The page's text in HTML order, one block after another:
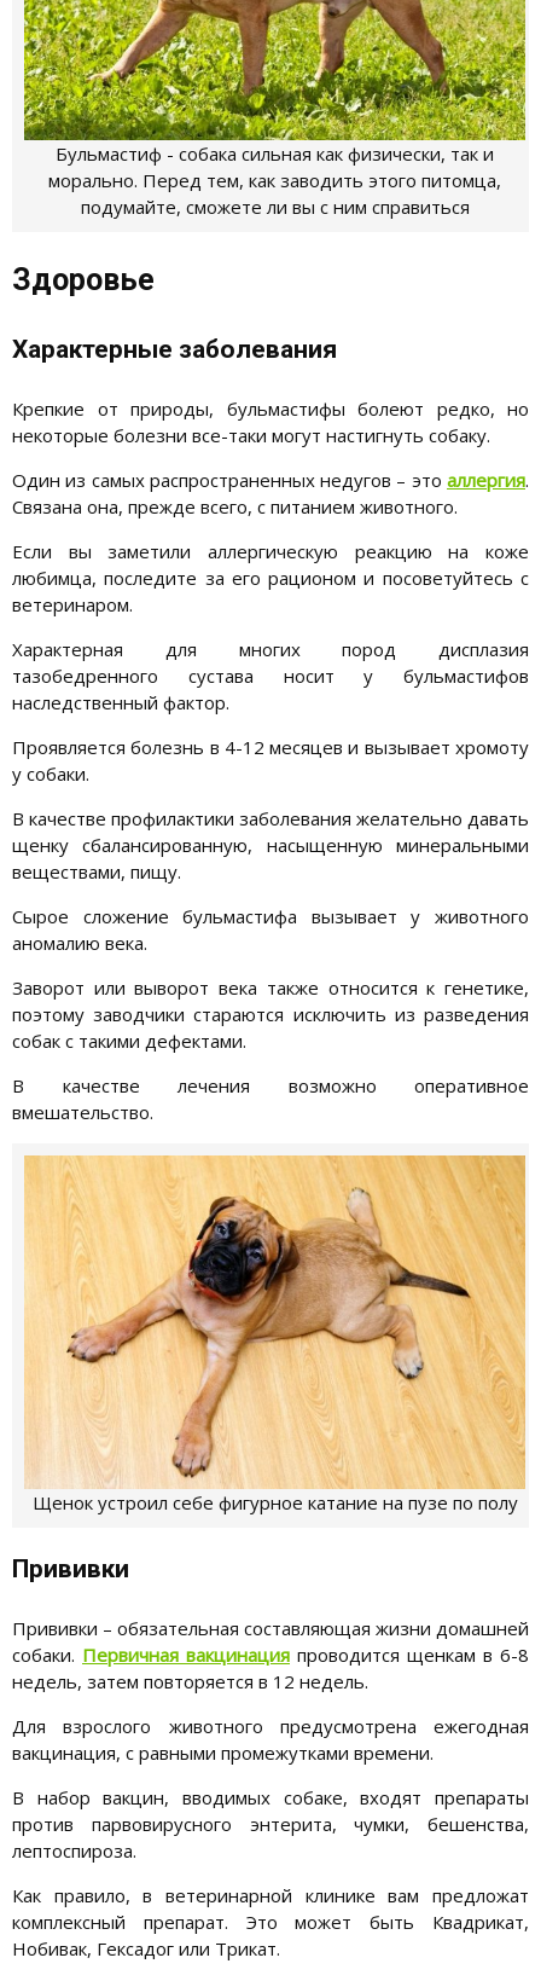
Бульмастиф - собака сильная как физически, так и
морально. Перед тем, как заводить этого питомца,
подумайте, сможете ли вы с ним справиться
Здоровье
Характерные заболевания
Крепкие от природы, бульмастифы болеют редко, но
некоторые болезни все-таки могут настигнуть собаку.
Один из самых распространенных недугов – это аллергия.
Связана она, прежде всего, с питанием животного.
Если вы заметили аллергическую реакцию на коже
любимца, последите за его рационом и посоветуйтесь с
ветеринаром.
Характерная для многих пород дисплазия
тазобедренного сустава носит у бульмастифов
наследственный фактор.
Проявляется болезнь в 4-12 месяцев и вызывает хромоту
у собаки.
В качестве профилактики заболевания желательно давать
щенку сбалансированную, насыщенную минеральными
веществами, пищу.
Сырое сложение бульмастифа вызывает у животного
аномалию века.
Заворот или выворот века также относится к генетике,
поэтому заводчики стараются исключить из разведения
собак с такими дефектами.
В качестве лечения возможно оперативное
вмешательство.
Щенок устроил себе фигурное катание на пузе по полу
Прививки
Прививки – обязательная составляющая жизни домашней
собаки. Первичная вакцинация проводится щенкам в 6-8
недель, затем повторяется в 12 недель.
Для взрослого животного предусмотрена ежегодная
вакцинация, с равными промежутками времени.
В набор вакцин, вводимых собаке, входят препараты
против парвовирусного энтерита, чумки, бешенства,
лептоспироза.
Как правило, в ветеринарной клинике вам предложат
комплексный препарат. Это может быть Квадрикат,
Нобивак, Гексадог или Трикат.